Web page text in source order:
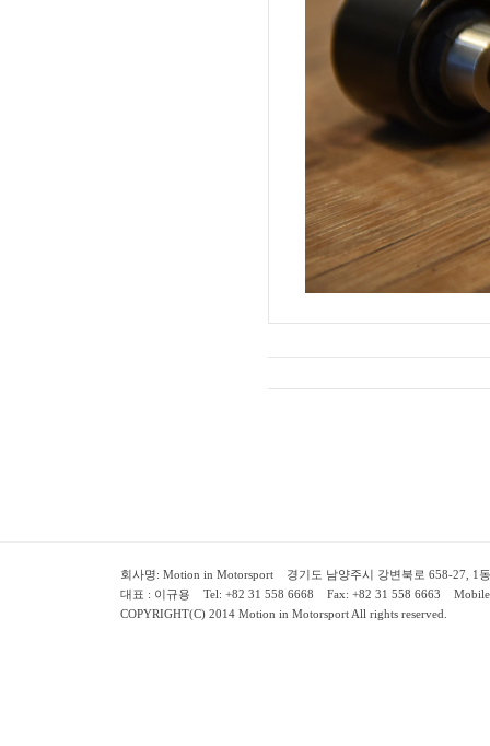
회사명: Motion in Motorsport 경기도 남양주시 강변북로 658-27, 1동
대표 : 이규용 Tel: +82 31 558 6668 Fax: +82 31 558 6663
COPYRIGHT(C) 2014 Motion in Motorsport All rights reserved.